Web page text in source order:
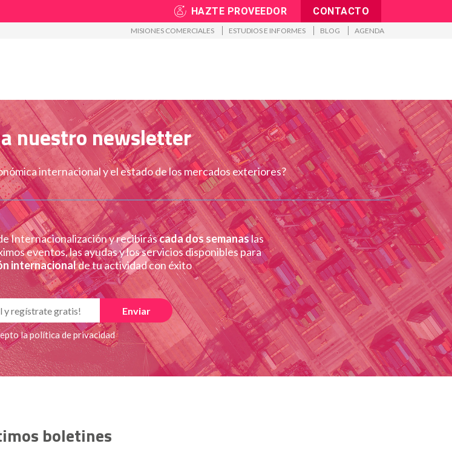
HAZTE PROVEEDOR CONTACTO
MISIONES COMERCIALES ESTUDIOS E INFORMES BLOG AGENDA
nuestro newsletter
internacional y el estado de los mercados exteriores?
Internacionalización y recibiráscada dos semanaslas
eventos, las ayudas y los servicios disponibles para
internacionalde tu actividad con éxito
lapolítica de privacidad
boletines